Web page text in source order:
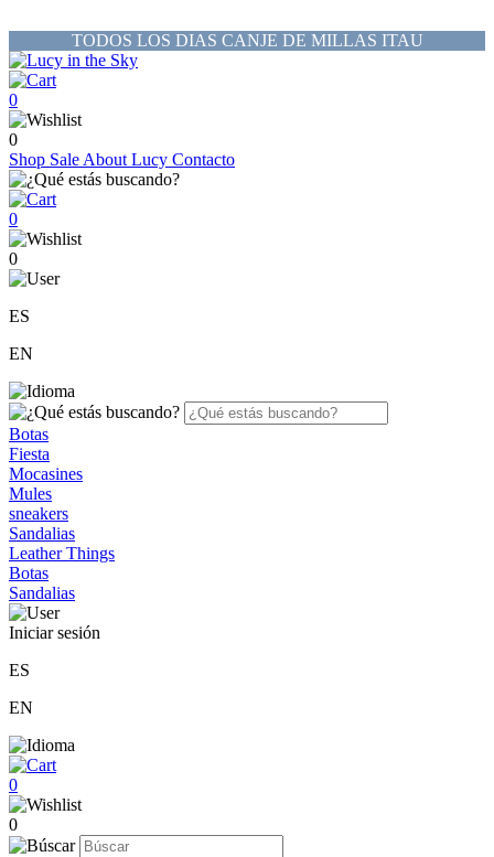
TODOS LOS DIAS CANJE DE MILLAS ITAU
0
0
Shop Sale About Lucy Contacto
0
0
ES
EN
Botas
Fiesta
Mocasines
Mules
sneakers
Sandalias
Leather Things
Botas
Sandalias
Iniciar sesión
ES
EN
0
0